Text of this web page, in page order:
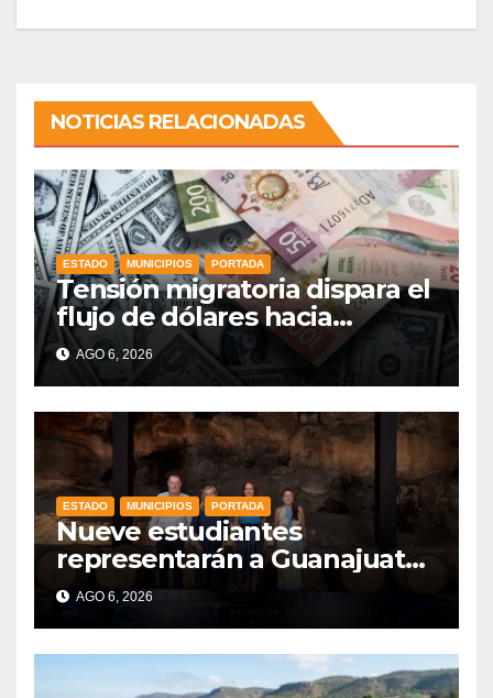
NOTICIAS RELACIONADAS
ESTADO MUNICIPIOS PORTADA
Tensión migratoria dispara el
flujo de dólares hacia
municipios de Guanajuato
AGO 6, 2026
ESTADO MUNICIPIOS PORTADA
Nueve estudiantes
representarán a Guanajuato
en la Olimpiada Mexicana de
Matemáticas 2026
AGO 6, 2026